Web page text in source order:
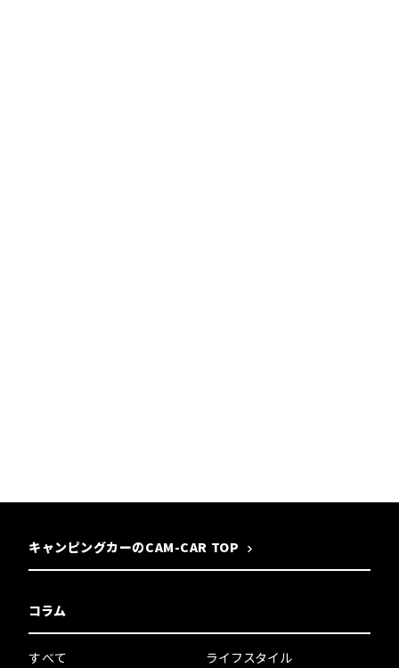
キャンピングカーのCAM-CAR TOP
コラム
すべて ライフスタイル